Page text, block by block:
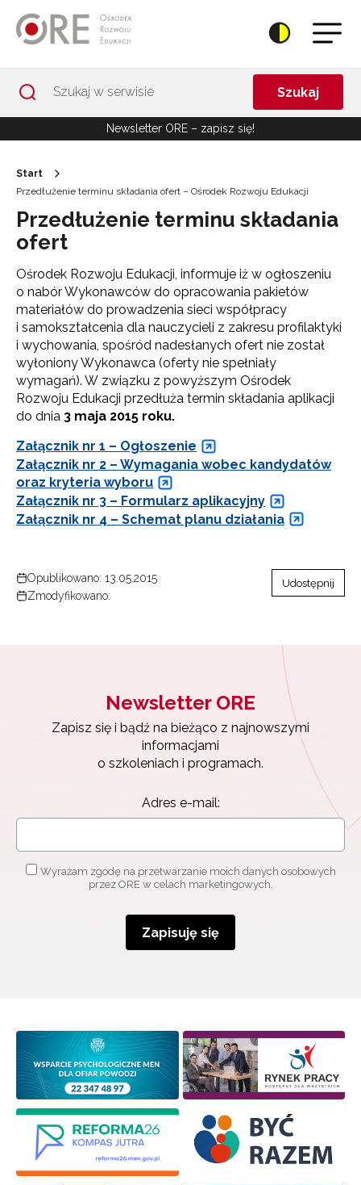
Szukaj
Newsletter ORE – zapisz się!
Start
Przedłużenie terminu składania ofert – Ośrodek Rozwoju Edukacji
Przedłużenie terminu składania
ofert
Ośrodek Rozwoju Edukacji, informuje iż w ogłoszeniu
o nabór Wykonawców do opracowania pakietów
materiałów do prowadzenia sieci współpracy
i samokształcenia dla nauczycieli z zakresu profilaktyki
i wychowania, spośród nadesłanych ofert nie został
wyłoniony Wykonawca (oferty nie spełniały
wymagań). W związku z powyższym Ośrodek
Rozwoju Edukacji przedłuża termin składania aplikacji
do dnia 3 maja 2015 roku.
Załącznik nr 1 – Ogłoszenie
Załącznik nr 2 – Wymagania wobec kandydatów
oraz kryteria wyboru
Załącznik nr 3 – Formularz aplikacyjny
Załącznik nr 4 – Schemat planu działania
Opublikowano: 13.05.2015
Zmodyfikowano:
Udostępnij
Newsletter ORE
Zapisz się i bądź na bieżąco z najnowszymi
informacjami
o szkoleniach i programach.
Adres e-mail:
Wyrażam zgodę na przetwarzanie moich danych osobowych
przez ORE w celach marketingowych.
Zapisuję się